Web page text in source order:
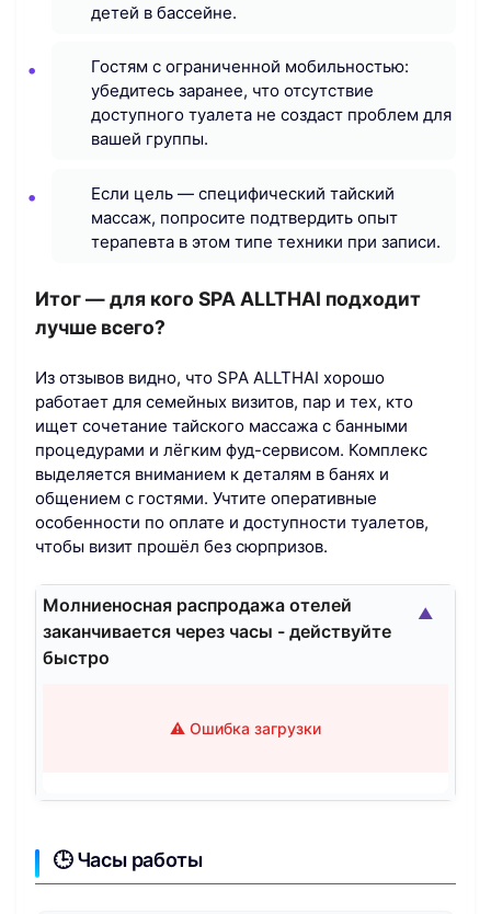
детей в бассейне.
Гостям с ограниченной мобильностью:
убедитесь заранее, что отсутствие
доступного туалета не создаст проблем для
вашей группы.
Если цель — специфический тайский
массаж, попросите подтвердить опыт
терапевта в этом типе техники при записи.
Итог — для кого SPA ALLTHAI подходит
лучше всего?
Из отзывов видно, что SPA ALLTHAI хорошо
работает для семейных визитов, пар и тех, кто
ищет сочетание тайского массажа с банными
процедурами и лёгким фуд-сервисом. Комплекс
выделяется вниманием к деталям в банях и
общением с гостями. Учтите оперативные
особенности по оплате и доступности туалетов,
чтобы визит прошёл без сюрпризов.
Молниеносная распродажа отелей
заканчивается через часы - действуйте
быстро
⚠️ Ошибка загрузки
▲
🕒 Часы работы